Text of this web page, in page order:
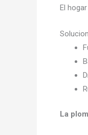
El
La